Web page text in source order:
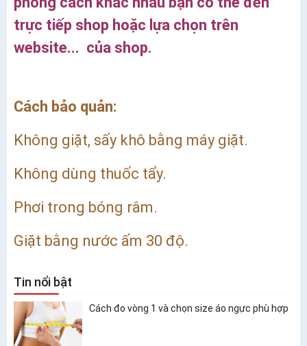
trực tiếp shop hoặc lựa chọn trên
website... của shop.
Cách bảo quản:
Không giặt, sấy khô bằng máy giặt.
Không dùng thuốc tẩy.
Phơi trong bóng râm.
Giặt bằng nước ấm 30 độ.
Tin nổi bật
Cách đo vòng 1 và chọn size áo ngực phù hợp